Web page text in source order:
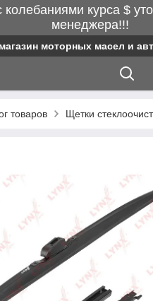
колебаниями курса $
менеджера!!!
моторных масел и
товаров Щетки